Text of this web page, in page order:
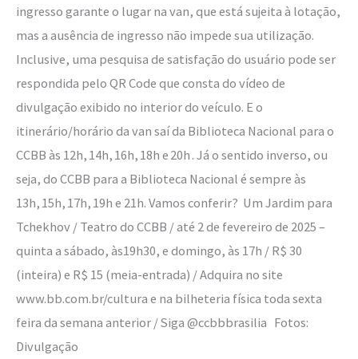
ingresso garante o lugar na van, que está sujeita à lotação,
mas a ausência de ingresso não impede sua utilização.
Inclusive, uma pesquisa de satisfação do usuário pode ser
respondida pelo QR Code que consta do vídeo de
divulgação exibido no interior do veículo. E o
itinerário/horário da van saí da Biblioteca Nacional para o
CCBB às 12h, 14h, 16h, 18h e 20h . Já o sentido inverso, ou
seja, do CCBB para a Biblioteca Nacional é sempre às
13h, 15h, 17h, 19h e 21h. Vamos conferir? Um Jardim para
Tchekhov / Teatro do CCBB / até 2 de fevereiro de 2025 –
quinta a sábado, às19h30, e domingo, às 17h / R$ 30
(inteira) e R$ 15 (meia-entrada) / Adquira no site
www.bb.com.br/cultura e na bilheteria física toda sexta
feira da semana anterior / Siga @ccbbbrasilia Fotos:
Divulgação